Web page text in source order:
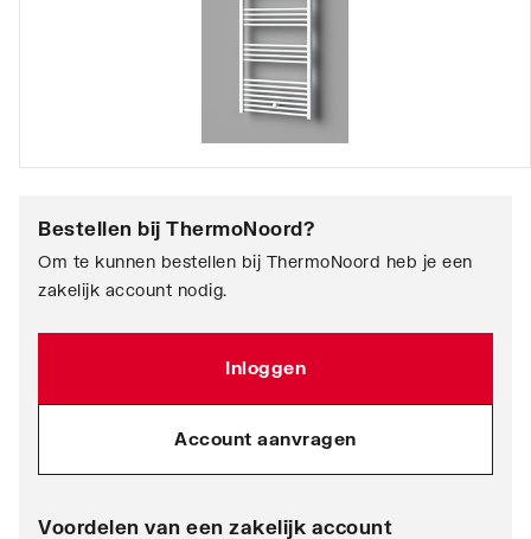
Bestellen bij ThermoNoord?
Om te kunnen bestellen bij ThermoNoord heb je een
zakelijk account nodig.
Inloggen
Account aanvragen
Voordelen van een zakelijk account